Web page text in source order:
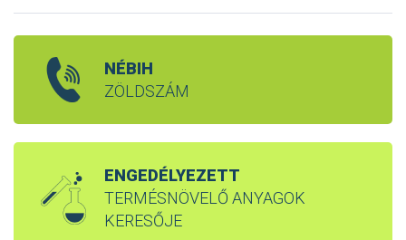
NÉBIH
ZÖLDSZÁM
ENGEDÉLYEZETT
TERMÉSNÖVELŐ ANYAGOK
KERESŐJE